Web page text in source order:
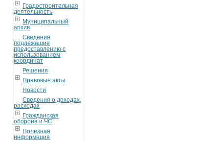
Градостроительная
деятельность
Муниципальный
архив
Сведения
подлежащие
предоставлению с
использованием
координат
Решения
Правовые акты
Новости
Сведения о доходах,
расходах
Гражданская
оборона и ЧС
Полезная
информация